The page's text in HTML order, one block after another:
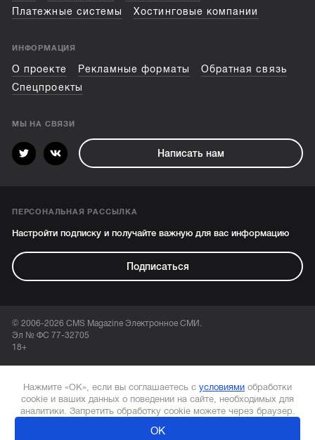
Платежные системы
Хостинговые компании
ИНФОРМАЦИЯ
О проекте Рекламные форматы
Обратная связь
Спецпроекты
МЫ НА СВЯЗИ
Написать нам
ПЕРСОНАЛЬНАЯ РАССЫЛКА
Настройти подписку и получайте важную для вас информацию
Подписаться
© 2006-2026 CMS Magazine Электронное СМИ.
Эл № ФС 77-32705
18+
Нажмите «ОК», если вы соглашаетесь с условиями обработки
cookie и ваших данных о поведении на сайте, необходимых для
аналитики. Запретить обработку cookie можете через браузер.
ОК